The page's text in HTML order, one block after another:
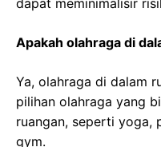
Apakah olahraga di
Ya, olahraga di dalam
pilihan olahraga yang
ruangan, seperti yoga,
gym.